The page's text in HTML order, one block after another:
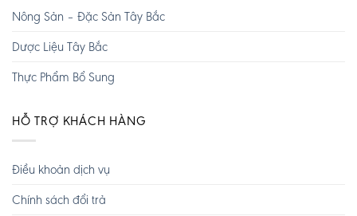
Nông Sản – Đặc Sản Tây Bắc
Dược Liệu Tây Bắc
Thực Phẩm Bổ Sung
HỖ TRỢ KHÁCH HÀNG
Điều khoản dịch vụ
Chính sách đổi trả